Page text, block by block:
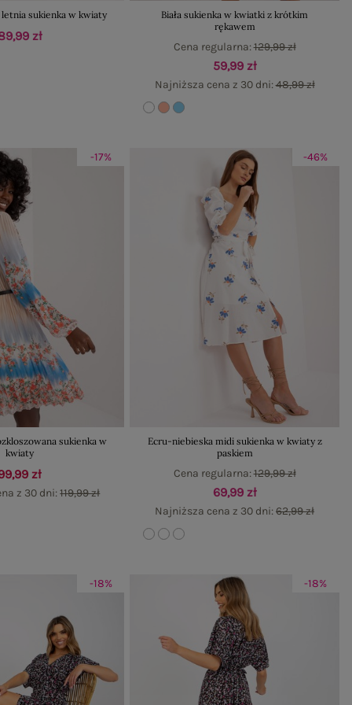
letnia sukienka w kwiaty
zł
Biała sukienka w kwiatki z krótkim
rękawem
59,99 zł
Najniższa cena z 30 dni:48,99 zł
Cena regularna:129,99 zł
-17%
sukienka w
kwiaty
zł
z 30 dni:119,99 zł
-46%
Ecru-niebieska midi sukienka w kwiaty z
paskiem
69,99 zł
Najniższa cena z 30 dni:62,99 zł
Cena regularna:129,99 zł
-18% -18%